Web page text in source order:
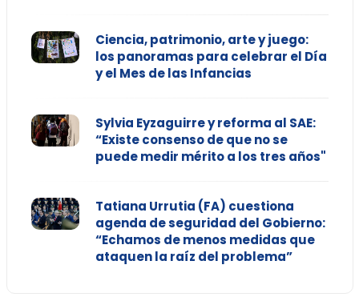
Ciencia, patrimonio, arte y juego:
los panoramas para celebrar el Día
y el Mes de las Infancias
Sylvia Eyzaguirre y reforma al SAE:
“Existe consenso de que no se
puede medir mérito a los tres años"
Tatiana Urrutia (FA) cuestiona
agenda de seguridad del Gobierno:
“Echamos de menos medidas que
ataquen la raíz del problema”